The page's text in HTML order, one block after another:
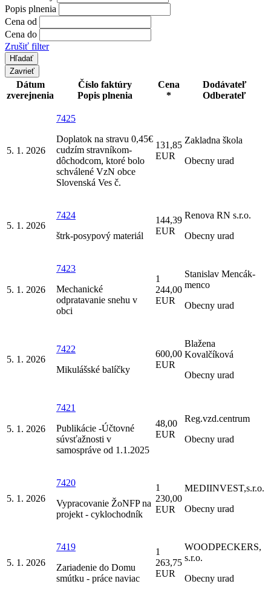
Popis plnenia
Cena od
Cena do
Zrušiť filter
Zavrieť
Dátum
zverejnenia
Číslo faktúry
Popis plnenia
Cena
*
Dodávateľ
Odberateľ
5. 1. 2026
7425
Doplatok na stravu 0,45€
cudzím stravníkom-
dôchodcom, ktoré bolo
schválené VzN obce
Slovenská Ves č.
131,85
EUR
Zakladna škola
Obecny urad
5. 1. 2026
7424
štrk-posypový materiál
144,39
EUR
Renova RN s.r.o.
Obecny urad
5. 1. 2026
7423
Mechanické
odpratavanie snehu v
obci
1
244,00
EUR
Stanislav Mencák-
menco
Obecny urad
5. 1. 2026
7422
Mikulášské balíčky
600,00
EUR
Blažena
Kovalčíková
Obecny urad
5. 1. 2026
7421
Publikácie -Účtovné
súvsťažnosti v
samospráve od 1.1.2025
48,00
EUR
Reg.vzd.centrum
Obecny urad
5. 1. 2026
7420
Vypracovanie ŽoNFP na
projekt - cyklochodník
1
230,00
EUR
MEDIINVEST,s.r.o.
Obecny urad
5. 1. 2026
7419
Zariadenie do Domu
smútku - práce naviac
1
263,75
EUR
WOODPECKERS,
s.r.o.
Obecny urad